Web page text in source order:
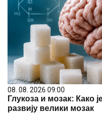
08. 08. 2026 09:00
Глукоза и мозак: Како
развију велики мозак